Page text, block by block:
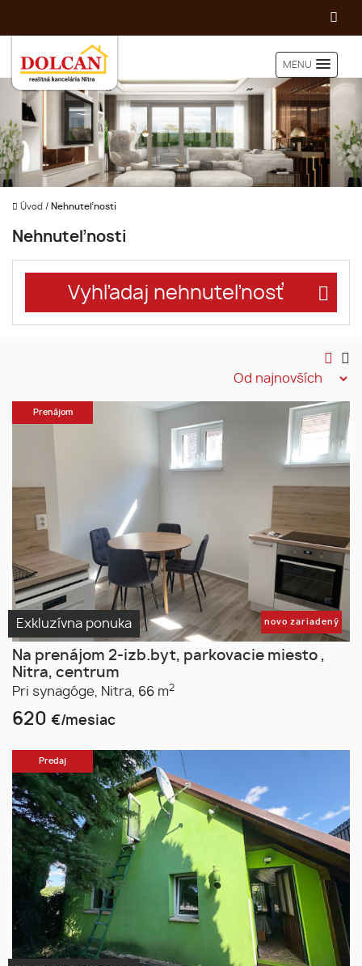
MENU
Úvod / Nehnuteľnosti
Nehnuteľnosti
Vyhľadaj nehnuteľnosť
Exkluzívna ponuka
Prenájom
novo zariadený
Na prenájom 2-izb.byt, parkovacie miesto ,
Nitra, centrum
Pri synagóge, Nitra, 66 m2
620 €/mesiac
Predaj